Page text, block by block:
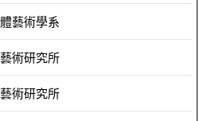
藝術學系
術研究所
術研究所